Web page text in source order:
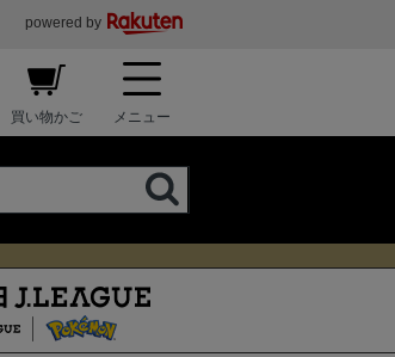
powered by
買い物かご メニュー